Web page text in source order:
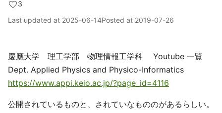
3
Last updated at 2025-06-14Posted at 2019-07-26
慶應大学 理工学部 物理情報工学科 Youtube 一覧
Dept. Applied Physics and Physico-Informatics
https://www.appi.keio.ac.jp/?page_id=4116
公開されているものと、されていなもののがあるらしい。